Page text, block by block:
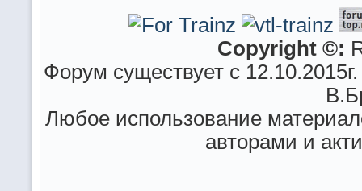
Copyright ©:
Форум существует с
Любое использование
авторами и